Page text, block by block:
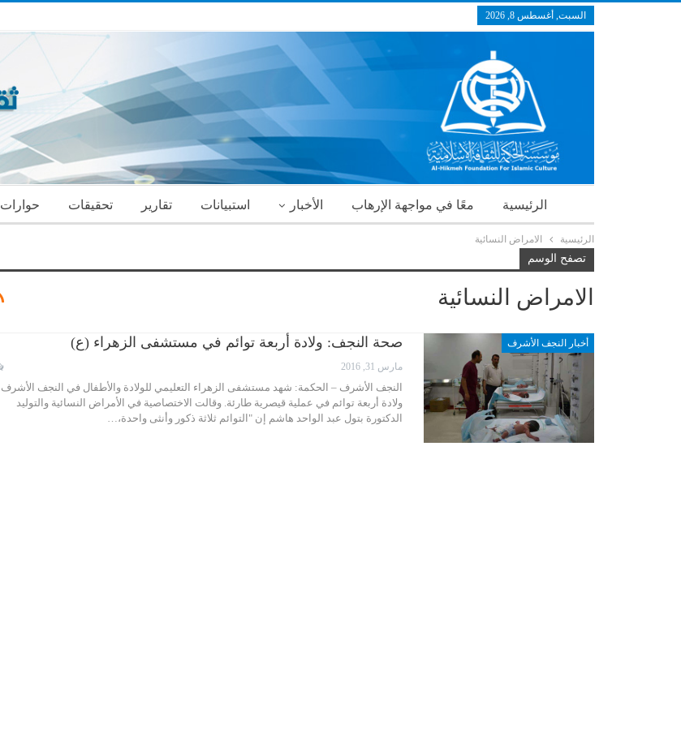
السبت, أغسطس 8, 2026
الرئيسية معًا في مواجهة الإرهاب الأخبار استبيانات تقارير تحقيقات حوارات
الرئيسية الامراض النسائية
تصفح الوسم
الامراض النسائية
أخبار النجف الأشرف صحة النجف: ولادة أربعة توائم في مستشفى الزهراء (ع)
مارس 31, 2016
النجف الأشرف – الحكمة: شهد مستشفى الزهراء التعليمي للولادة والأطفال في النجف الأشرف
ولادة أربعة توائم في عملية قيصرية طارئة. وقالت الاختصاصية في الأمراض النسائية والتوليد
الدكتورة بتول عبد الواحد هاشم إن "التوائم ثلاثة ذكور وأنثى واحدة،…